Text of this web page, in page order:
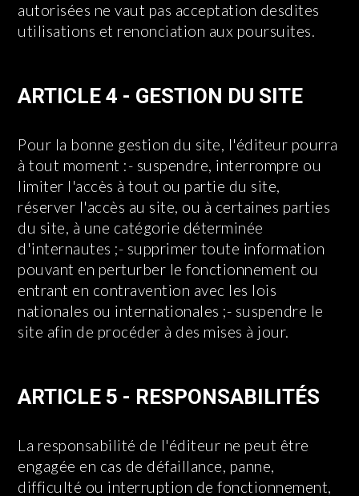
autorisées ne vaut pas acceptation desdites
utilisations et renonciation aux poursuites.
ARTICLE 4 - GESTION DU SITE
Pour la bonne gestion du site, l'éditeur pourra
à tout moment :- suspendre, interrompre ou
limiter l'accès à tout ou partie du site,
réserver l'accès au site, ou à certaines parties
du site, à une catégorie déterminée
d'internautes ;- supprimer toute information
pouvant en perturber le fonctionnement ou
entrant en contravention avec les lois
nationales ou internationales ;- suspendre le
site afin de procéder à des mises à jour.
ARTICLE 5 - RESPONSABILITÉS
La responsabilité de l'éditeur ne peut être
engagée en cas de défaillance, panne,
difficulté ou interruption de fonctionnement,